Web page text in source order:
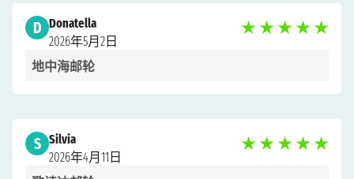
D Donatella
2026年5月2日
★ ★ ★ ★ ★
地中海邮轮
S Silvia
2026年4月11日
★ ★ ★ ★ ★